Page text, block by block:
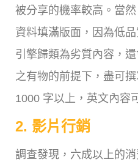
被分享的機率較高。當
資料填滿版面，因為低
引擎歸類為劣質內容，
之有物的前提下，盡可
1000 字以上，英文內容
2. 影片行銷
調查發現，六成以上的